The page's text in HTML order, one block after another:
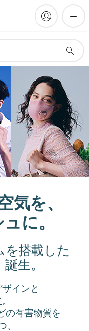
気を、
に。
搭載した
生。
インと
の有害物質を
、